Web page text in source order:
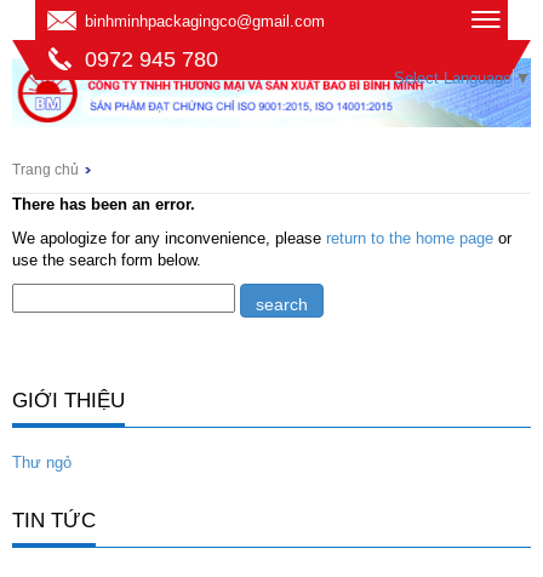
binhminhpackagingco@gmail.com
0972 945 780
Select Language ▼
Trang chủ
There has been an error.
We apologize for any inconvenience, please return to the home page or
use the search form below.
GIỚI THIỆU
Thư ngỏ
TIN TỨC